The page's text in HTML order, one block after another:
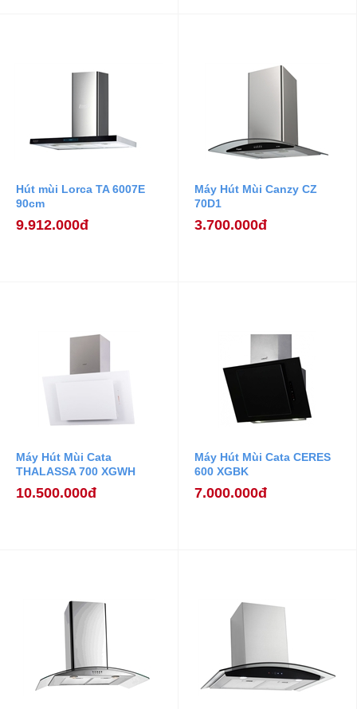
Hút mùi Lorca TA 6007E
90cm
9.912.000đ
Máy Hút Mùi Canzy CZ
70D1
3.700.000đ
Máy Hút Mùi Cata
THALASSA 700 XGWH
10.500.000đ
Máy Hút Mùi Cata CERES
600 XGBK
7.000.000đ